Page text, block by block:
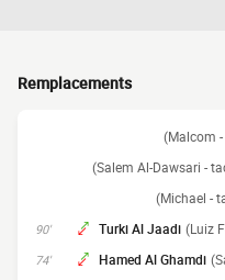
Remplacements
(Malcom
(Salem Al-Dawsari -
(Michael -
90' Turki Al Jaadi (Luiz
74' Hamed Al Ghamdi